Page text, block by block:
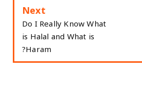
Next
Do I Really Know What
is Halal and What is
Haram?